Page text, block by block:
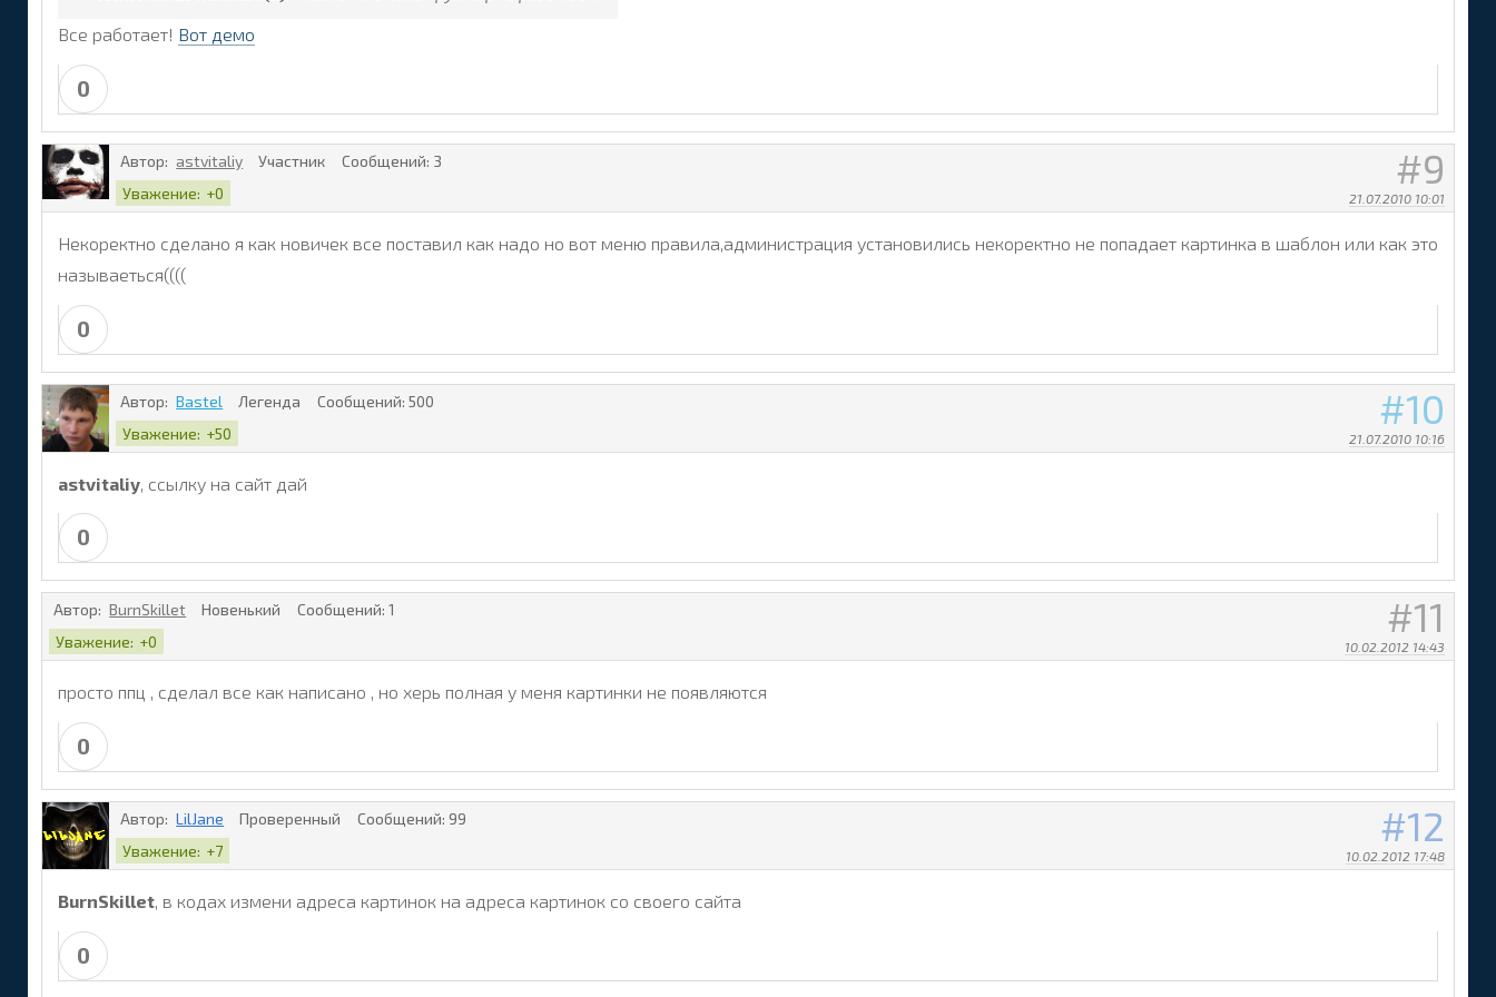
Все работает! Вот демо
0
9
21.07.2010 10:01
Автор: astvitaliy Участник Сообщений: 3
Уважение: +0
Некоректно сделано я как новичек все поставил как надо но вот меню правила,администрация установились некоректно не попадает картинка в шаблон или как это
называеться((((
0
10
21.07.2010 10:16
Автор: Bastel Легенда Сообщений: 500
Уважение: +50
astvitaliy , ссылку на сайт дай
0
11
10.02.2012 14:43
Автор: BurnSkillet Новенький Сообщений: 1
Уважение: +0
просто ппц , сделал все как написано , но херь полная у меня картинки не появляются
0
12
10.02.2012 17:48
Автор: LilJane Проверенный Сообщений: 99
Уважение: +7
BurnSkillet, в кодах измени адреса картинок на адреса картинок со своего сайта
0